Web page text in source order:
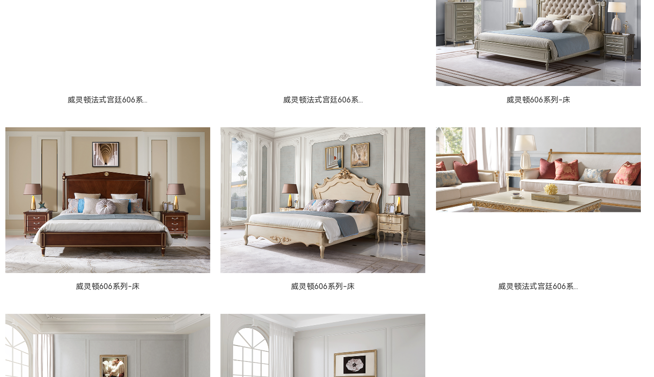
威灵顿法式宫廷606系...
威灵顿法式宫廷606系...
威灵顿法式宫廷606系...
威灵顿法式宫廷606系...
威灵顿法式宫廷606系...
威灵顿606系列-床
威灵顿606系列-床
威灵顿606系列-床 威灵顿法式宫廷606系...